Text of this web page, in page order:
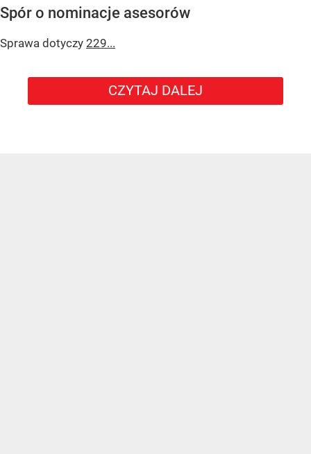
Spór o nominacje asesorów
Sprawa dotyczy 229...
CZYTAJ DALEJ